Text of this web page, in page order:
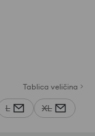
Tablica veličina
L XL